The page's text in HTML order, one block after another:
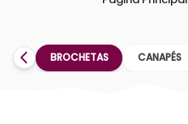
BROCHETAS CANAPÉS